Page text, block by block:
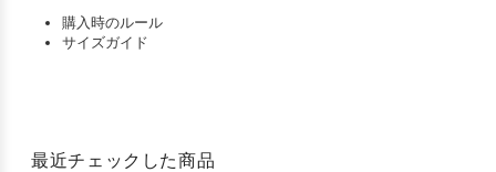
購入時のルール
サイズガイド
最近チェックした商品